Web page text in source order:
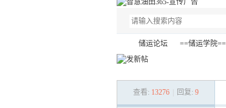
储运论坛
›
==储运学院==
查看: 13276 回复: 9